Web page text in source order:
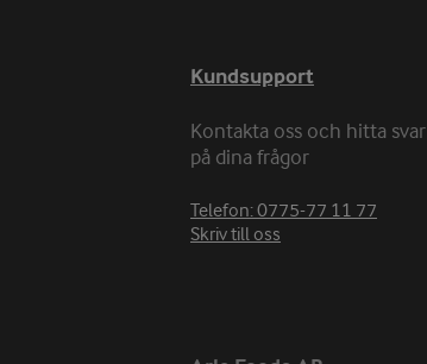
Kundsupport
Kontakta oss och hitta svar
på dina frågor
Telefon: 0775-77 11 77
Skriv till oss